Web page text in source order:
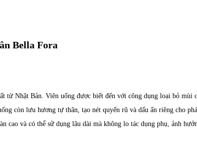
Bella Fora
từ Nhật Bản. Viên uống được biết đến với công dụng loại bỏ mùi
còn lưu hương tự thân, tạo nét quyến rũ và dấu ấn riêng cho
cao và có thể sử dụng lâu dài mà không lo tác dụng phụ, ảnh